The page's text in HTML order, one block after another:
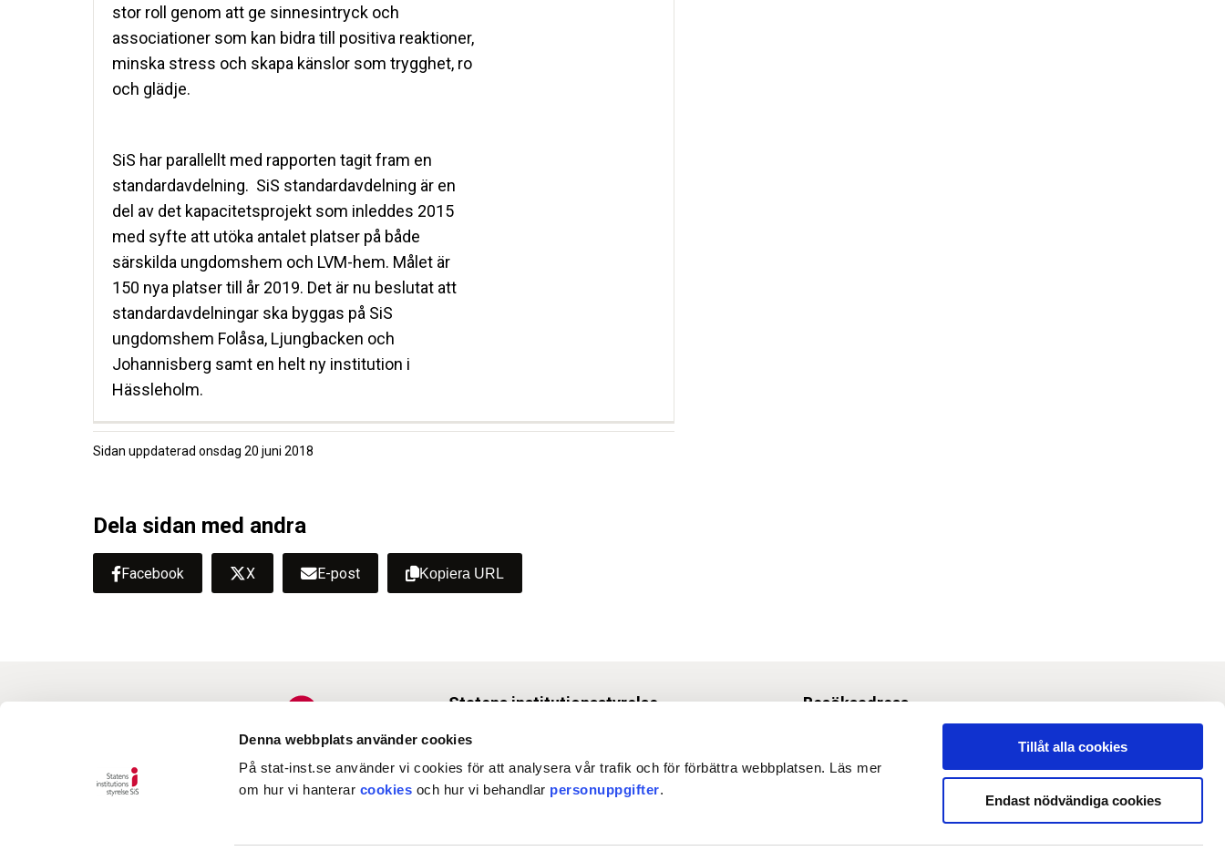
Denna webbplats använder cookies
På stat-inst.se använder vi cookies för att analysera vår trafik och för förbättra webbplatsen. Läs mer
om hur vi hanterar cookies och hur vi behandlar personuppgifter.
Tillåt alla cookies
Endast nödvändiga cookies
stor roll genom att ge sinnesintryck och
associationer som kan bidra till positiva reaktioner,
minska stress och skapa känslor som trygghet, ro
och glädje.
SiS har parallellt med rapporten tagit fram en
standardavdelning. SiS standardavdelning är en
del av det kapacitetsprojekt som inleddes 2015
med syfte att utöka antalet platser på både
särskilda ungdomshem och LVM-hem. Målet är
150 nya platser till år 2019. Det är nu beslutat att
standardavdelningar ska byggas på SiS
ungdomshem Folåsa, Ljungbacken och
Johannisberg samt en helt ny institution i
Hässleholm.
Sidan uppdaterad onsdag 20 juni 2018
Dela sidan med andra
Facebook X E-post Kopiera URL
Statens institutionsstyrelse
010-453 40 00
Fax 010-453 40 50
Besöksadress
Svetsarvägen 10, Solna